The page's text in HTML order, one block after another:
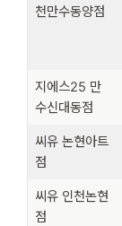
천만수동양점
지에스25 만
수신대동점
씨유 논현아트
점
씨유 인천논현
점